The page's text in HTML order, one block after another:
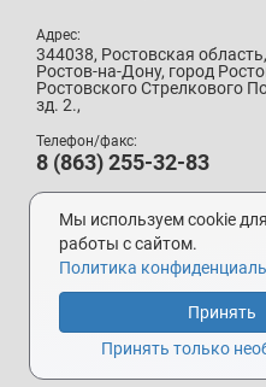
Адрес:
344038, Ростовская
Ростов-на-Дону, город
Ростовского Стрелкового
зд. 2.,
Телефон/факс:
8 (863) 255-32-83
Телефон приемной комиссии:
8 (800) 707-19-29
8 (863) 272-64-88
Разработка и поддержка –
Мы используем cookie
работы с сайтом.
Политика
Принять
Принять только